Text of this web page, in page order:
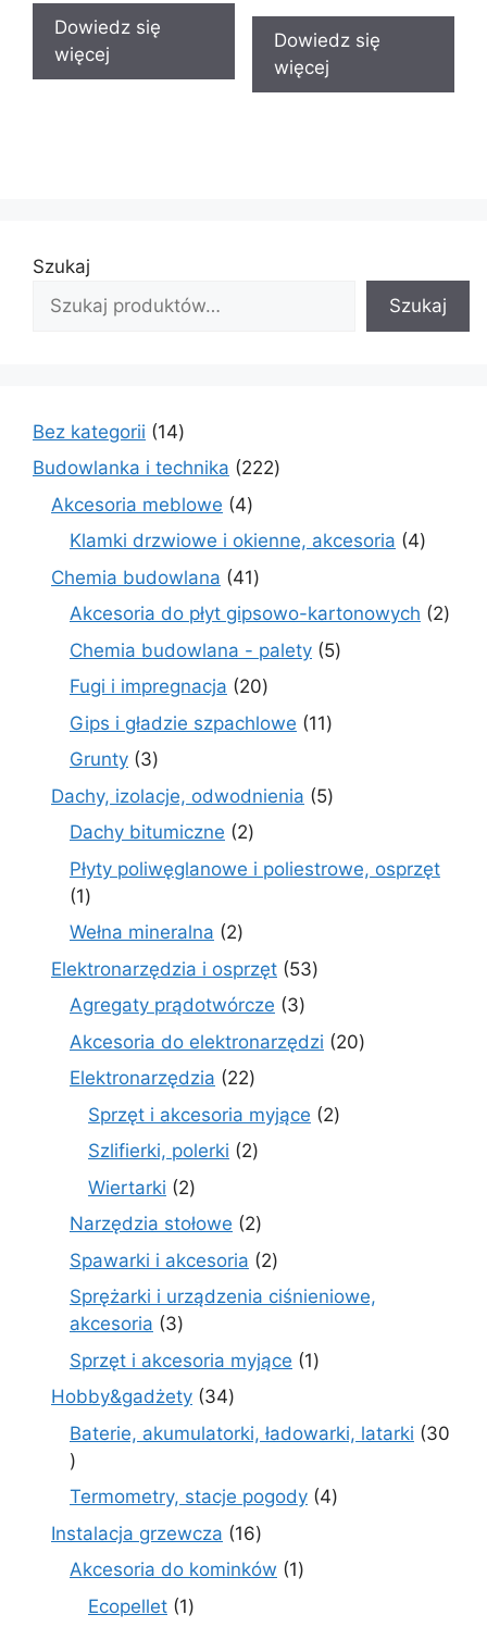
Dowiedz się
więcej
Dowiedz się
więcej
Szukaj
Szukaj
Bez kategorii 1414
produktów
Budowlanka i technika 222222
Akcesoria meblowe 44
produkty
Klamki drzwiowe i okienne, akcesoria 44
Chemia budowlana 4141
produktów
Akcesoria do płyt gipsowo-kartonowych 22
Chemia budowlana - palety 55
Fugi i impregnacja 2020
produktów
Gips i gładzie szpachlowe 1111
Grunty 33
produkty
Dachy, izolacje, odwodnienia 55
Dachy bitumiczne 22
produkty
Płyty poliwęglanowe i poliestrowe, osprzęt
11
produkt
Wełna mineralna 22
produkty
Elektronarzędzia i osprzęt 5353
Agregaty prądotwórcze 33
produkty
Akcesoria do elektronarzędzi 2020
Elektronarzędzia 2222
produkty
Sprzęt i akcesoria myjące 22
Szlifierki, polerki 22
Wiertarki 22
produkty
Narzędzia stołowe 22
produkty
Spawarki i akcesoria 22
produkty
Sprężarki i urządzenia ciśnieniowe,
akcesoria
33
produkty
Sprzęt i akcesoria myjące 11
Hobby&gadżety 3434
produkty
Baterie, akumulatorki, ładowarki, latarki
30
30
produktów
Termometry, stacje pogody 44
Instalacja grzewcza 1616
produktów
Akcesoria do kominków 11
Ecopellet 11